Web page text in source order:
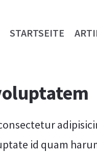
STARTSEITE
id quam